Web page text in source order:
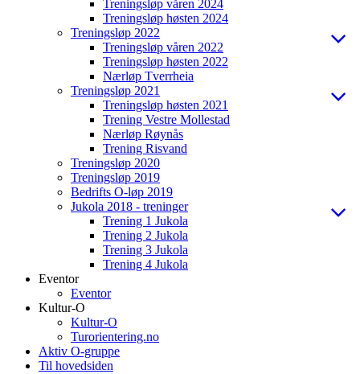
Treningsløp våren 2024
Treningsløp høsten 2024
Treningsløp 2022
Treningsløp våren 2022
Treningsløp høsten 2022
Nærløp Tverrheia
Treningsløp 2021
Treningsløp høsten 2021
Trening Vestre Mollestad
Nærløp Røynås
Trening Risvand
Treningsløp 2020
Treningsløp 2019
Bedrifts O-løp 2019
Jukola 2018 - treninger
Trening 1 Jukola
Trening 2 Jukola
Trening 3 Jukola
Trening 4 Jukola
Eventor
Eventor
Kultur-O
Kultur-O
Turorientering.no
Aktiv O-gruppe
Til hovedsiden